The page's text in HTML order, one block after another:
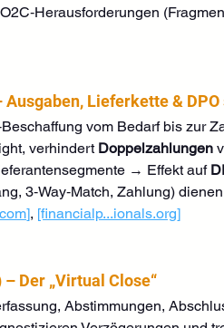
Ausgaben, Lieferkette &
vom Bedarf bis zur
verhindert Doppelzahlungen
→ Effekt auf
3‑Way‑Match, Zahlung)
], [financialp...ionals.org]
– Der „Virtual Close“
Abstimmungen,